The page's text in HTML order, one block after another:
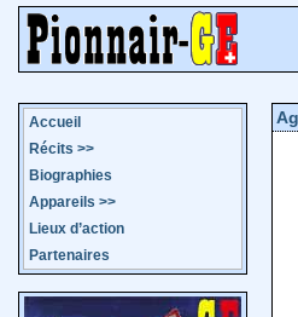
Accueil
Récits >>
Biographies
Appareils >>
Lieux d’action
Partenaires